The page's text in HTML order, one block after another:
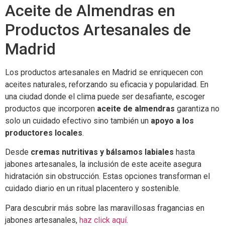
Aceite de Almendras en
Productos Artesanales de
Madrid
Los productos artesanales en Madrid se enriquecen con
aceites naturales, reforzando su eficacia y popularidad. En
una ciudad donde el clima puede ser desafiante, escoger
productos que incorporen aceite de almendras garantiza no
solo un cuidado efectivo sino también un apoyo a los
productores locales.
Desde cremas nutritivas y bálsamos labiales hasta
jabones artesanales, la inclusión de este aceite asegura
hidratación sin obstrucción. Estas opciones transforman el
cuidado diario en un ritual placentero y sostenible.
Para descubrir más sobre las maravillosas fragancias en
jabones artesanales, haz click aquí.